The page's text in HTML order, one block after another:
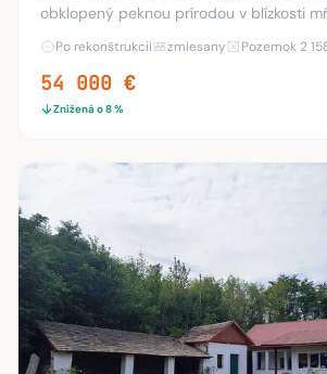
obklopený peknou prírodou v blízkosti
Ipľa v obci Pastovce. Priestranný dom s pekným
pozemkom je vo veľmi dobrej lokalite v
Po rekonštrukcii zmiesany Pozemok 2
54 000 €
Znížená o 8 %